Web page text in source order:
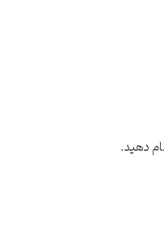
دهید.